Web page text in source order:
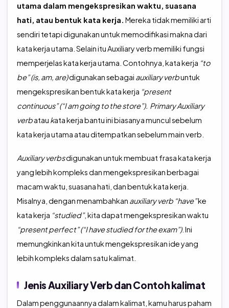
utama dalam mengekspresikan waktu, suasana
hati, atau bentuk kata kerja. Mereka tidak memiliki arti
sendiri tetapi digunakan untuk memodifikasi makna dari
kata kerja utama. Selain itu Auxiliary verb memiliki fungsi
memperjelas kata kerja utama. Contohnya, kata kerja “to
be” (is, am, are)digunakan sebagai auxiliary verbuntuk
mengekspresikan bentuk kata kerja “present
continuous” (“I am going to the store”). Primary Auxiliary
verbatau kata kerja bantu ini biasanya muncul sebelum
kata kerja utama atau ditempatkan sebelum main verb.
Auxiliary verbsdigunakan untuk membuat frasa kata kerja
yang lebih kompleks dan mengekspresikan berbagai
macam waktu, suasana hati, dan bentuk kata kerja.
Misalnya, dengan menambahkan auxiliary verb “have”ke
kata kerja “studied”, kita dapat mengekspresikan waktu
“present perfect” (“I have studied for the exam”). Ini
memungkinkan kita untuk mengekspresikan ide yang
lebih kompleks dalam satu kalimat.
Jenis Auxiliary Verb dan Contoh kalimat
Dalam penggunaannya dalam kalimat, kamu harus paham